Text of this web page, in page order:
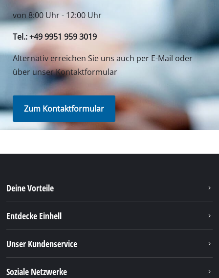
von 8:00 Uhr - 12:00 Uhr
Tel.: +49 9951 959 3019
Alternativ erreichen Sie uns auch per E-Mail oder
über unser Kontaktformular
Zum Kontaktformular
Deine Vorteile
Entdecke Einhell
Unser Kundenservice
Soziale Netzwerke